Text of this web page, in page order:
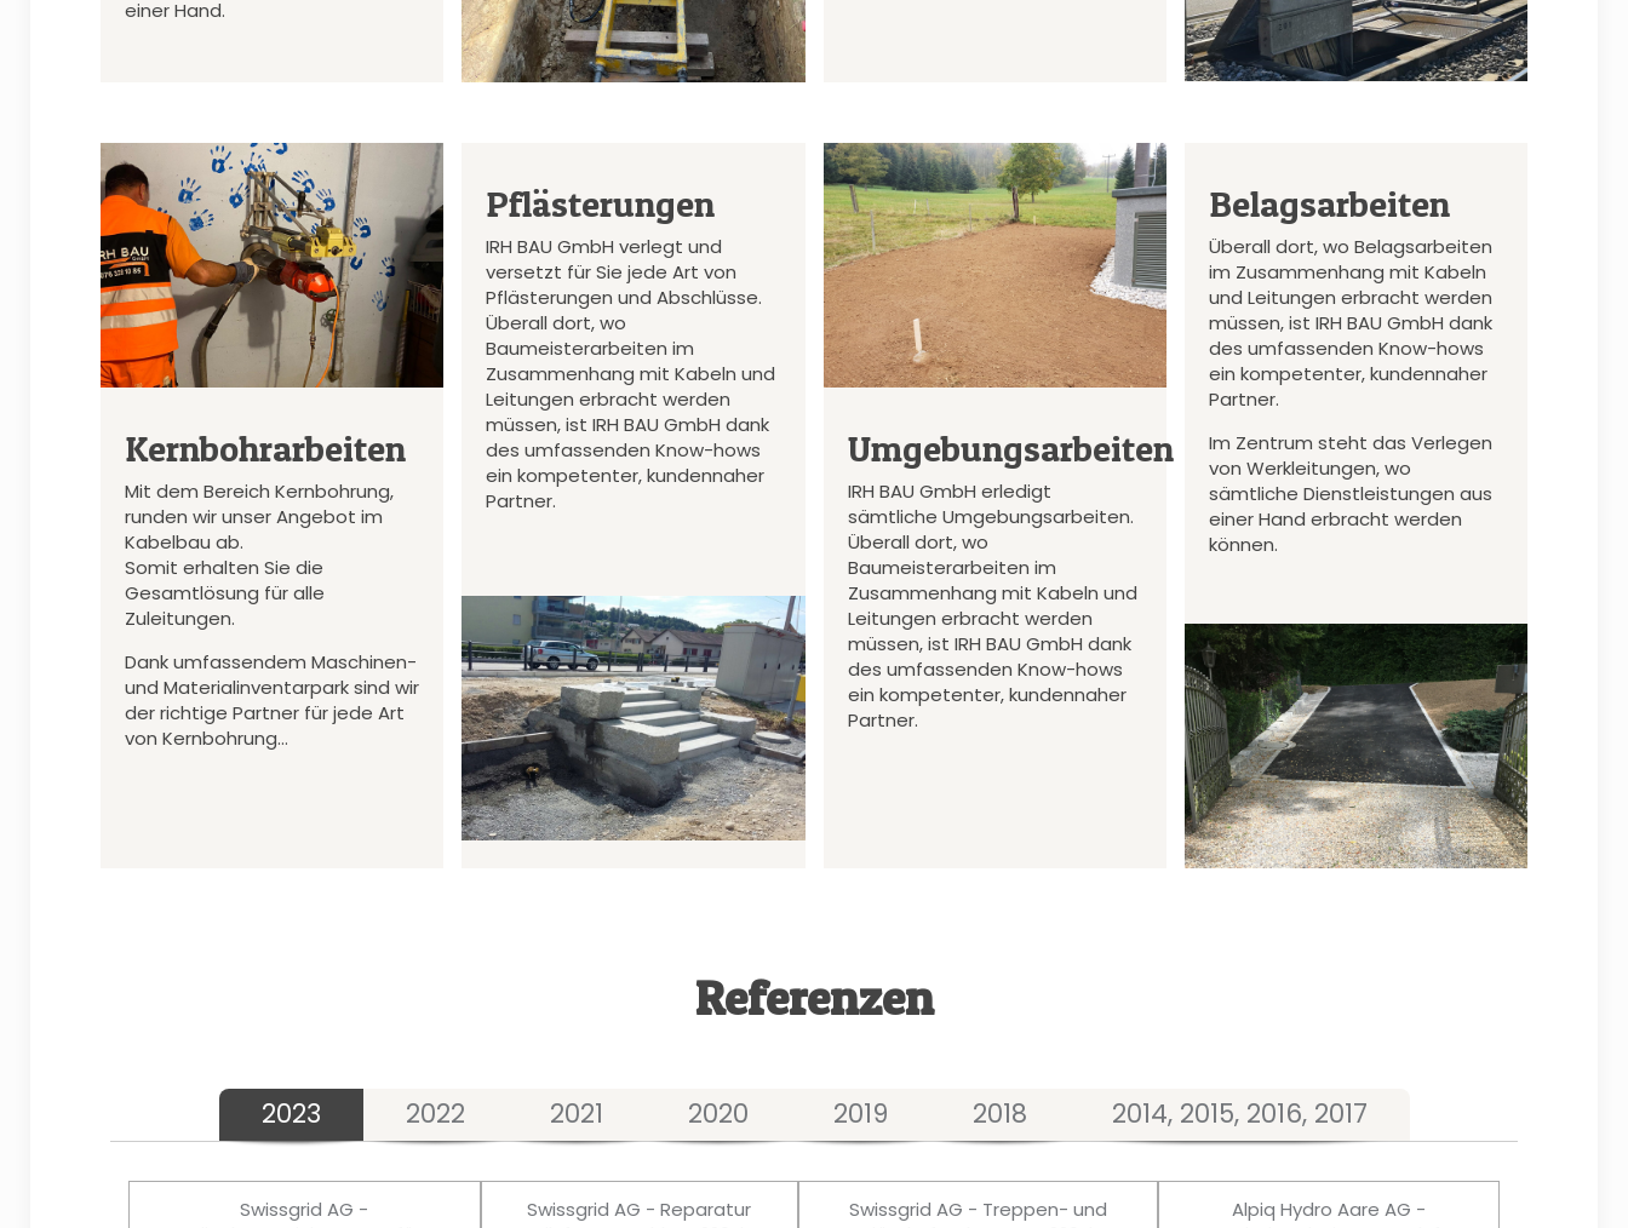
einer Hand.
Kernbohrarbeiten
Mit dem Bereich Kernbohrung,
runden wir unser Angebot im
Kabelbau ab.
Somit erhalten Sie die
Gesamtlösung für alle
Zuleitungen.
Dank umfassendem Maschinen-
und Materialinventarpark sind wir
der richtige Partner für jede Art
von Kernbohrung…
Pflästerungen
IRH BAU GmbH verlegt und
versetzt für Sie jede Art von
Pflästerungen und Abschlüsse.
Überall dort, wo
Baumeisterarbeiten im
Zusammenhang mit Kabeln und
Leitungen erbracht werden
müssen, ist IRH BAU GmbH dank
des umfassenden Know-hows
ein kompetenter, kundennaher
Partner.
Umgebungsarbeiten
IRH BAU GmbH erledigt
sämtliche Umgebungsarbeiten.
Überall dort, wo
Baumeisterarbeiten im
Zusammenhang mit Kabeln und
Leitungen erbracht werden
müssen, ist IRH BAU GmbH dank
des umfassenden Know-hows
ein kompetenter, kundennaher
Partner.
Belagsarbeiten
Überall dort, wo Belagsarbeiten
im Zusammenhang mit Kabeln
und Leitungen erbracht werden
müssen, ist IRH BAU GmbH dank
des umfassenden Know-hows
ein kompetenter, kundennaher
Partner.
Im Zentrum steht das Verlegen
von Werkleitungen, wo
sämtliche Dienstleistungen aus
einer Hand erbracht werden
können.
Referenzen
2023 2022 2021 2020 2019 2018 2014, 2015, 2016, 2017
Swissgrid AG -
Swissgrid AG - Reparatur
Swissgrid AG - Treppen- und
Alpiq Hydro Aare AG -